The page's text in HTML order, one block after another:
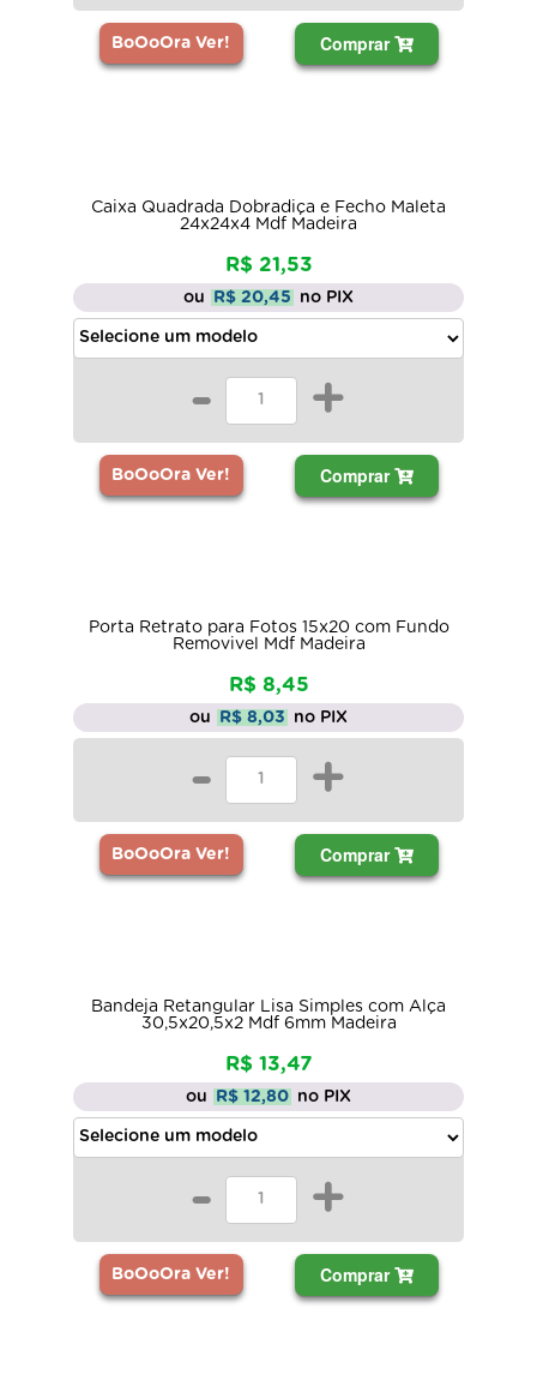
BoOoOra Ver! Comprar
Caixa Quadrada Dobradiça e Fecho Maleta
24x24x4 Mdf Madeira
R$ 21,53
ou R$ 20,45 no PIX
- +
BoOoOra Ver! Comprar
Porta Retrato para Fotos 15x20 com Fundo
Removivel Mdf Madeira
R$ 8,45
ou R$ 8,03 no PIX
- +
BoOoOra Ver! Comprar
Bandeja Retangular Lisa Simples com Alça
30,5x20,5x2 Mdf 6mm Madeira
R$ 13,47
ou R$ 12,80 no PIX
- +
BoOoOra Ver! Comprar